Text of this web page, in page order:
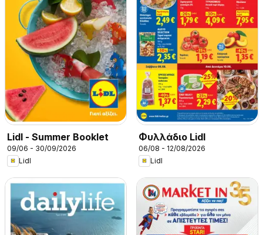
Lidl - Summer Booklet
09/06 - 30/09/2026
Lidl
Φυλλάδιο Lidl
06/08 - 12/08/2026
Lidl